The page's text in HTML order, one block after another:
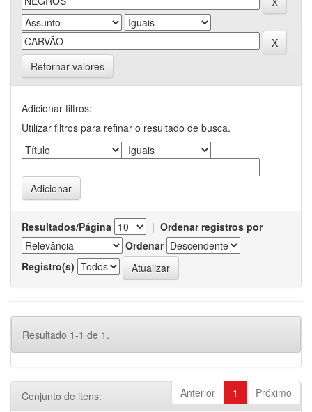
Retornar valores
Adicionar filtros:
Utilizar filtros para refinar o resultado de busca.
Resultados/Página | Ordenar registros por
Ordenar
Registro(s)
Resultado 1-1 de 1.
Anterior 1 Próximo
Conjunto de itens: